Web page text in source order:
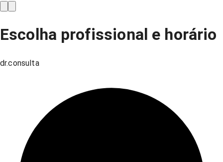
Escolha profissional e horário
dr.consulta